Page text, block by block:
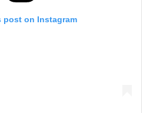
post on Instagram